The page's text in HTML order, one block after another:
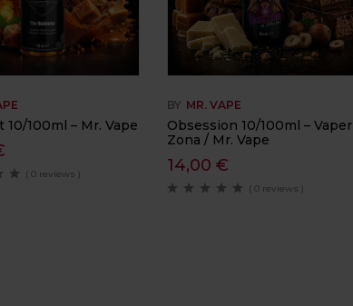
10/100ml – Mr. Vape
( 0 reviews )
BY MR. VAPE
Obsession 10/100ml – Vaper
Zona / Mr. Vape
14,00€
( 0 reviews )